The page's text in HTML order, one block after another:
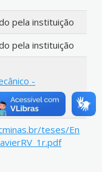
pela instituição
pela instituição
-
fabricação
teses/En